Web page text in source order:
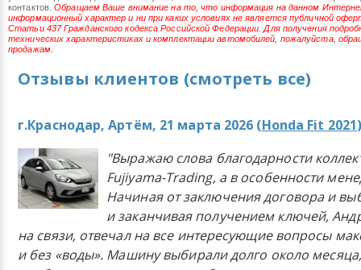
Куплен под заказ в Китае!
Объем двигателя: 1.5 л
Мощность: 124 л.с.
Пробег: 7 км
Комплектация: 1.5 CVT Pioneer
смотреть подробнее
контактов.Обращаем Ваше внимание на то, что информация на данном
информационный характер и ни при каких условиях не является публичной
Статьи 437 Гражданского кодекса Российской Федерации. Для получения
технических характеристиках и комплектации автомобилей, пожалуйста,
продажам.
Отзывы клиентов (смотреть все)
г.Краснодар, Артём, 21 марта 2026 (Honda Fit 2021
"Выражаю слова благодарности
Fujiyama-Trading, а в особенности
Начиная от заключения договора и
и заканчивая получением ключей,
на связи, отвечал на все интересующие вопросы
и без «воды». Машину выбирали долго около